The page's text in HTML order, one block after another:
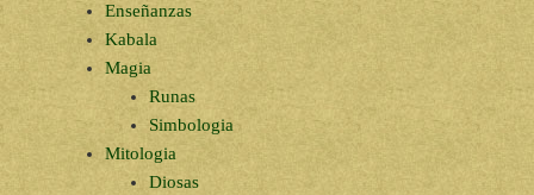
Enseñanzas
Kabala
Magia
Runas
Simbologia
Mitologia
Diosas